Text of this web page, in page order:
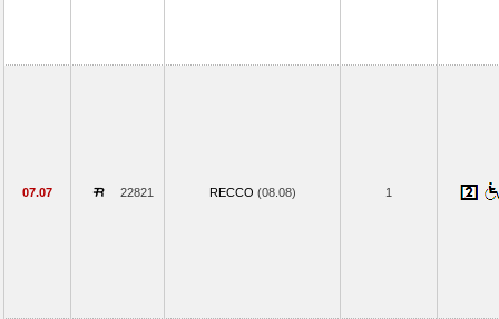
07.07 22821 RECCO (08.08) 1